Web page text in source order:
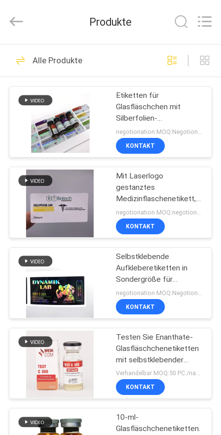
HAUS
PRODUKTE
FABRIK-
AUSFLUG
QUALITÄTSKONTROLLE
TRETEN
SIE
VERBINDUNG
NACHRICHTEN
FÄLLE
SITEMAP
Reserved.
Glasphiolen-
Aufkleber
301
Etiketten der
Durchstechflaschen
253
Aufkleber der
Phiolen-10mL
139
kundenspezifische
Phiolenaufkleber
109
Produkte
Alle Produkte
Etiketten für
Glasfläschchen mit
Silberfolien-
Metallicdruck für
Laborinjektions-
Mehrfachdosisfläschchen
negotionation MOQ:Negotionation
KONTAKT
Mit Laserlogo
gestanztes
Medizinflaschenetikett,
wasserfestes
selbstklebendes Etikett
für Fläschchen
KONTAKT
Selbstklebende
Aufkleberetiketten in
Sondergröße für
pharmazeutische
Verpackungen für die
Injektion von Fläschchen
KONTAKT
Testen Sie Enanthate-
Glasfläschchenetiketten
mit selbstklebender
Papiermatte-LaminierungVerhandelbar MOQ:50 PC /name
KONTAKT
10-ml-
Glasfläschchenetiketten.